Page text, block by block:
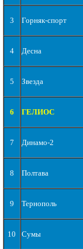
3 Горняк-спорт
4 Десна
5 Звезда
6 ГЕЛИОС
7 Динамо-2
8 Полтава
9 Тернополь
10 Сумы